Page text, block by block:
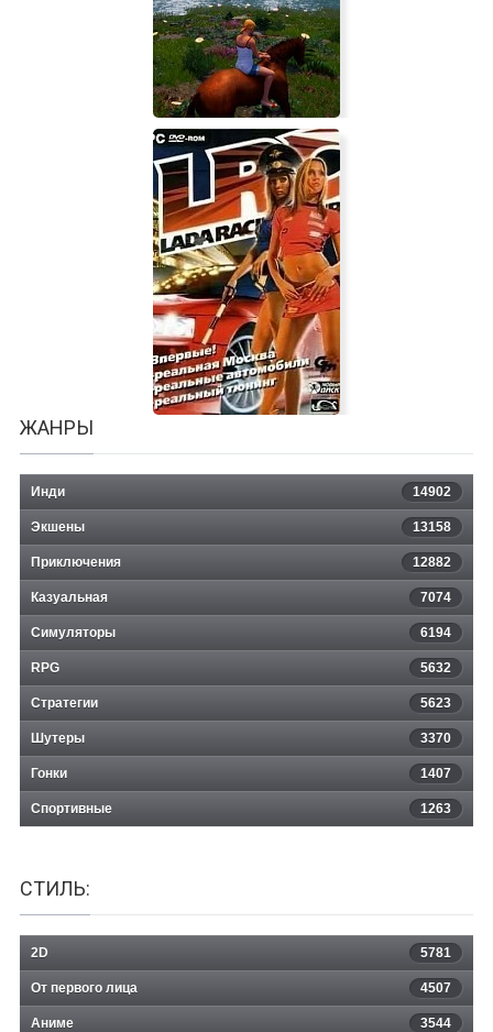
Deck Hunter
Horse Riding Deluxe
ЖАНРЫ
Инди 14902
Экшены 13158
Приключения 12882
Казуальная 7074
Симуляторы 6194
RPG 5632
Стратегии 5623
Шутеры 3370
Гонки 1407
Спортивные 1263
СТИЛЬ:
2D 5781
От первого лица 4507
Аниме 3544